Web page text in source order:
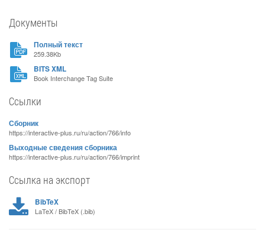
Документы
Полный текст
259.38Kb
BITS XML
Book Interchange Tag Suite
Ссылки
Сборник
https://interactive-plus.ru/ru/action/766/info
Выходные сведения сборника
https://interactive-plus.ru/ru/action/766/imprint
Ссылка на экспорт
BibTeX
LaTeX / BibTeX (.bib)